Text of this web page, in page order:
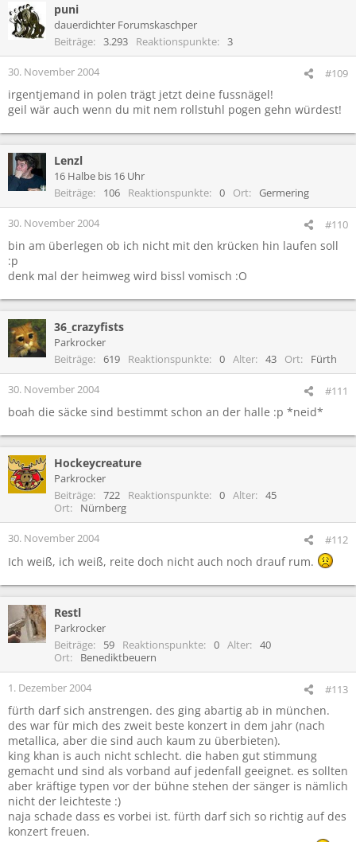
puni
dauerdichter Forumskaschper
Beiträge
3.293 Reaktionspunkte 3
30. November 2004 #109
irgentjemand in polen trägt jetzt deine fussnägel!
geil wär auch wenn du mit nem rollstuhl pogen gehn würdest!
Lenzl
16 Halbe bis 16 Uhr
Beiträge
106 Reaktionspunkte 0 Ort Germering
30. November 2004 #110
bin am überlegen ob ich nicht mit den krücken hin laufen soll
:p
denk mal der heimweg wird bissl vomisch :O
36_crazyfists
Parkrocker
Beiträge
619 Reaktionspunkte 0 Alter 43 Ort Fürth
30. November 2004 #111
boah die säcke sind bestimmt schon an der halle :p *neid*
Hockeycreature
Parkrocker
Beiträge
722 Reaktionspunkte 0 Alter
45
Ort
Nürnberg
30. November 2004 #112
Ich weiß, ich weiß, reite doch nicht auch noch drauf rum.
Restl
Parkrocker
Beiträge
59 Reaktionspunkte 0 Alter
40
Ort
Benediktbeuern
1. Dezember 2004 #113
fürth darf sich anstrengen. des ging abartig ab in münchen.
des war für mich des zweit beste konzert in dem jahr (nach
metallica, aber die sind auch kaum zu überbieten).
king khan is auch nicht schlecht. die haben gut stimmung
gemacht und sind als vorband auf jedenfall geeignet. es sollten
aber kräftige typen vor der bühne stehen der sänger is nämlich
nicht der leichteste :)
naja schade dass es vorbei ist. fürth darf sich so richtig auf des
konzert freuen.